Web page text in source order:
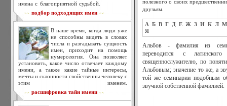
имена с благоприятной судьбой.
>> подбор подходящих имен <<
В наше время, когда люди уже
не способны видеть в словах
числа и разгадывать сущность
имен, приходит на помощь
нумерология. Она позволяет
установить, какое число отвечает каждому
имени, а также какие тайные интересы,
мечты и склонности свойственны человеку с
этим именем.
>> расшифровка тайн имени <<
полезного о своих
друзьям.
А Б В Г Д Е Ж З И К Л М
Я
Альбов - фамилия из
переводится с
священнослужителю, по
Альбовым; значение то же, а
той же семинарии подобным
звучной собственной фамилией.